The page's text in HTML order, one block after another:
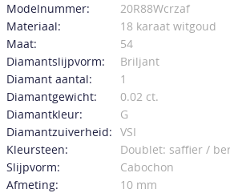
Modelnummer:
20R88Wcrzaf
Materiaal:
18 karaat witgoud
Maat:
54
Diamantslijpvorm:
Briljant
Diamant aantal:
1
Diamantgewicht:
0.02 ct.
Diamantkleur:
G
Diamantzuiverheid:
VSI
Kleursteen:
Doublet: saffier /
Slijpvorm:
Cabochon
Afmeting:
10 mm